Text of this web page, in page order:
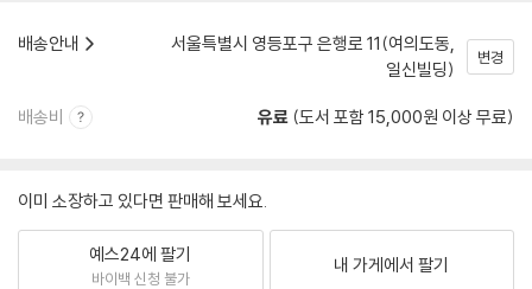
배송안내
서울특별시 영등포구 은행로 11(여의도동,
일신빌딩)
변경
배송비 유료 (도서 포함 15,000원 이상 무료)
이미 소장하고 있다면 판매해 보세요.
예스24에 팔기
바이백 신청 불가
내 가게에서 팔기